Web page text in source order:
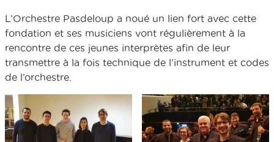
L’Orchestre Pasdeloup a noué un lien fort avec cette
fondation et ses musiciens vont régulièrement à la
rencontre de ces jeunes interprètes afin de leur
transmettre à la fois technique de l’instrument et codes
de l’orchestre.